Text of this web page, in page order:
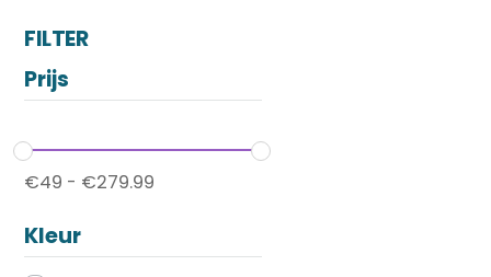
FILTER
Prijs
€49 - €279.99
Kleur